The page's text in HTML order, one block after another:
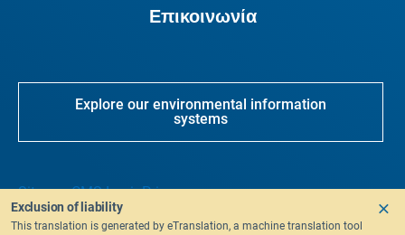
Επικοινωνία
Explore our environmental information
systems
SitemapCMS LoginPrivacy
Exclusion of liability
This translation is generated by eTranslation, a machine translation tool